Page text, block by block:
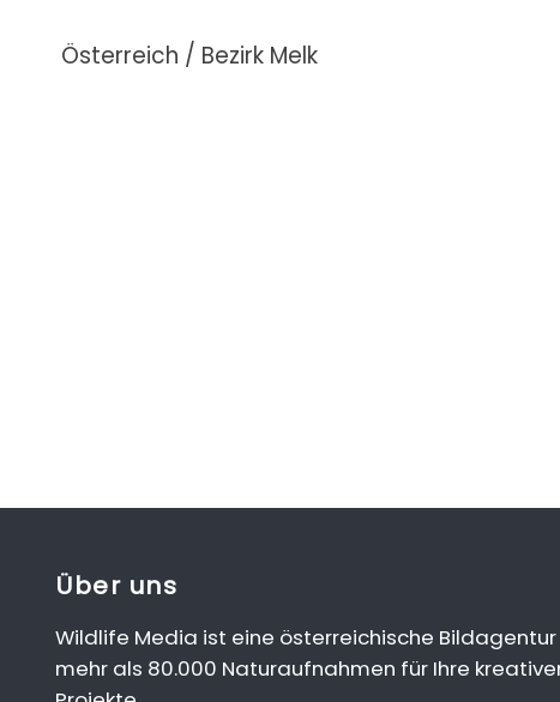
Österreich / Bezirk Melk
Über uns
Wildlife Media ist eine österreichische
mehr als 80.000 Naturaufnahmen für Ihre